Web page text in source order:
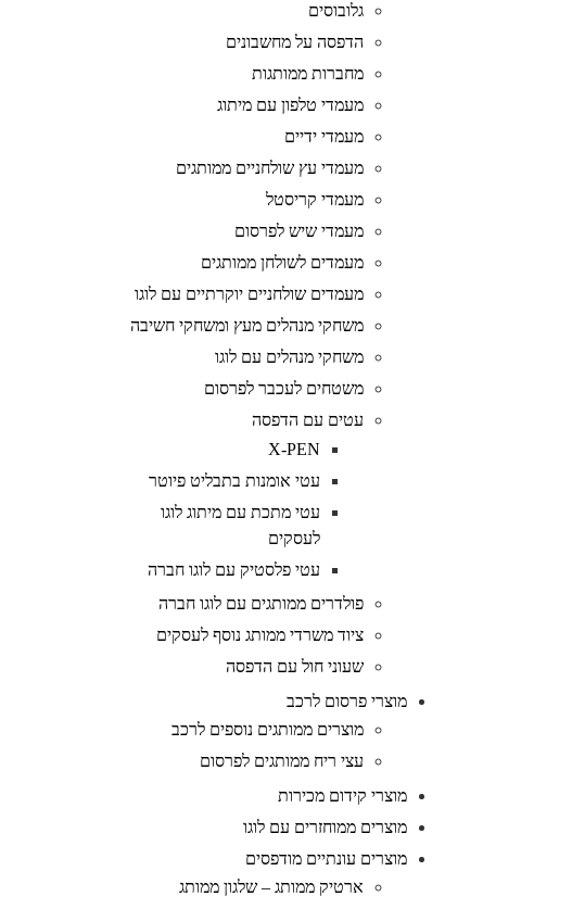
גלובוסים
הדפסה על מחשבונים
מחברות ממותגות
מעמדי טלפון עם מיתוג
מעמדי ידיים
מעמדי עץ שולחניים ממותגים
מעמדי קריסטל
מעמדי שיש לפרסום
מעמדים לשולחן ממותגים
מעמדים שולחניים יוקרתיים עם לוגו
משחקי מנהלים מעץ ומשחקי חשיבה
משחקי מנהלים עם לוגו
משטחים לעכבר לפרסום
עטים עם הדפסה
X-PEN
עטי אומנות בתבליט פיוטר
עטי מתכת עם מיתוג לוגו
לעסקים
עטי פלסטיק עם לוגו חברה
פולדרים ממותגים עם לוגו חברה
ציוד משרדי ממותג נוסף לעסקים
שעוני חול עם הדפסה
מוצרי פרסום לרכב
מוצרים ממותגים נוספים לרכב
עצי ריח ממותגים לפרסום
מוצרי קידום מכירות
מוצרים ממוחזרים עם לוגו
מוצרים עונתיים מודפסים
ארטיק ממותג – שלגון ממותג